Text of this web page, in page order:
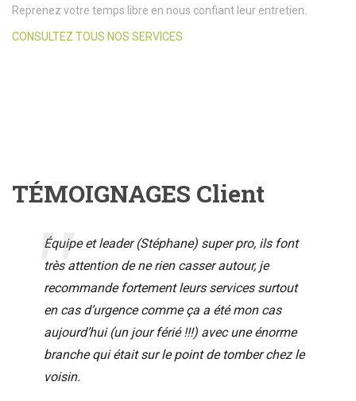
Reprenez votre temps libre en nous confiant leur entretien.
CONSULTEZ TOUS NOS SERVICES
TÉMOIGNAGES Client
Équipe et leader (Stéphane) super pro, ils font
très attention de ne rien casser autour, je
recommande fortement leurs services surtout
en cas d’urgence comme ça a été mon cas
aujourd’hui (un jour férié !!!) avec une énorme
branche qui était sur le point de tomber chez le
voisin.